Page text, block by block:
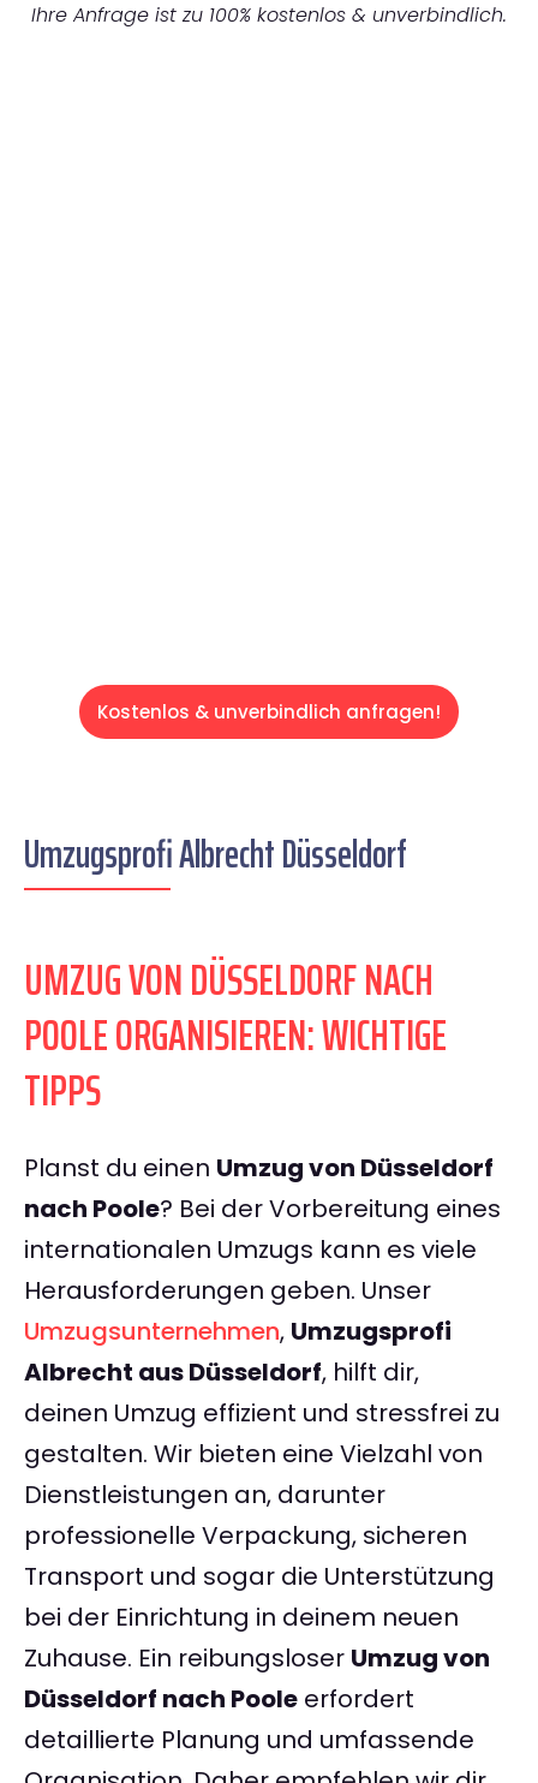
Ihre Anfrage ist zu 100% kostenlos & unverbindlich.
Kostenlos & unverbindlich anfragen!
Umzugsprofi Albrecht Düsseldorf
UMZUG VON DÜSSELDORF NACH
POOLE ORGANISIEREN: WICHTIGE
TIPPS
Planst du einen Umzug von Düsseldorf
nach Poole? Bei der Vorbereitung eines
internationalen Umzugs kann es viele
Herausforderungen geben. Unser
Umzugsunternehmen, Umzugsprofi
Albrecht aus Düsseldorf, hilft dir,
deinen Umzug effizient und stressfrei zu
gestalten. Wir bieten eine Vielzahl von
Dienstleistungen an, darunter
professionelle Verpackung, sicheren
Transport und sogar die Unterstützung
bei der Einrichtung in deinem neuen
Zuhause. Ein reibungsloser Umzug von
Düsseldorf nach Poole erfordert
detaillierte Planung und umfassende